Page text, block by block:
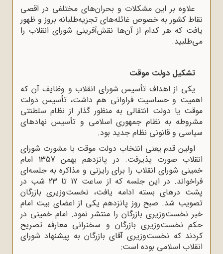
علاوه بر این مشکلات و بحران‌هاى مختلفى در اقصی
نقاط کشور به خصوص غائله‌های تجزیه‌طلبانه بروز و ظهور
یافت که هر کدام از آن‌ها نقش‌آفرینی شورای انقلاب را
می‌طلبید.
تشکیل دولت موقت
یکى از اهداف تأسیس شوراى انقلاب و وظایف آن که
اهمیت و حساسیت فراوانى هم داشت، تأسیس دولت
موقت یا دولت انتقالى به منظور گذار از نظام سلطنتى
مشروطه به نظام جمهورى اسلامى و تأسیس نهادهاى
سیاسى و قانونى نظام جدید بود.
اولین قدم یعنی انتخاب دولت موقت با مشورت شورای
انقلاب صورت پذیرفت. در پانزدهم بهمن 1357 امام
خمینی شورای انقلاب را برای رایزنی و مذاکره به جلسه‌ای
فراخواند. در این‌ جلسه‌ که‌ از ساعت‌ 17 تا 23 شب‌ در
پشت‌ درهای‌ بسته‌ ادامه‌ یافت‌، نخست‌وزیری‌ بازرگان‌
تصویب‌ شد. صبح‌ روز پانزدهم‌ یکی‌ از اعضای‌ بیت‌ امام
خبر نخست‌وزیری‌ بازرگان‌ را منتشر نمود. امام‌ خمینی‌ در
حکم ‌نخست‌وزیری‌ بازرگان‌ و سخنرانی‌ معارفه‌ تصریح‌
کردند که‌ نخست‌وزیری آقای بازرگان به ‌پیشنهاد شورای‌
انقلاب‌ اسلامی‌ بوده‌ است‌: